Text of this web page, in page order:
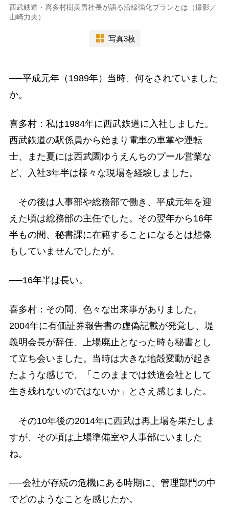
西武鉄道・喜多村樹美男社長が語る沿線強化プランとは（撮影／
山崎力夫）
写真3枚
──平成元年（1989年）当時、何をされていました
か。
喜多村：私は1984年に西武鉄道に入社しました。
西武鉄道の駅係員から始まり電車の車掌や運転
士、また夏には西武園ゆうえんちのプール営業な
ど、入社3年半は様々な現場を経験しました。
その後は人事部や総務部で働き、平成元年を迎
えた頃は総務部の主任でした。その翌年から16年
半もの間、秘書課に在籍することになるとは想像
もしていませんでしたが。
──16年半は長い。
喜多村：その間、色々な出来事がありました。
2004年に有価証券報告書の虚偽記載が発覚し、堤
義明会長が辞任、上場廃止となった時も秘書とし
て立ち会いました。当時は大きな地殻変動が起き
たような感じで、「このままでは鉄道会社として
生き残れないのではないか」とさえ感じました。
その10年後の2014年に西武は再上場を果たしま
すが、その頃は上場準備室や人事部にいました
ね。
──会社が存続の危機にある時期に、管理部門の中
でどのようなことを感じたか。